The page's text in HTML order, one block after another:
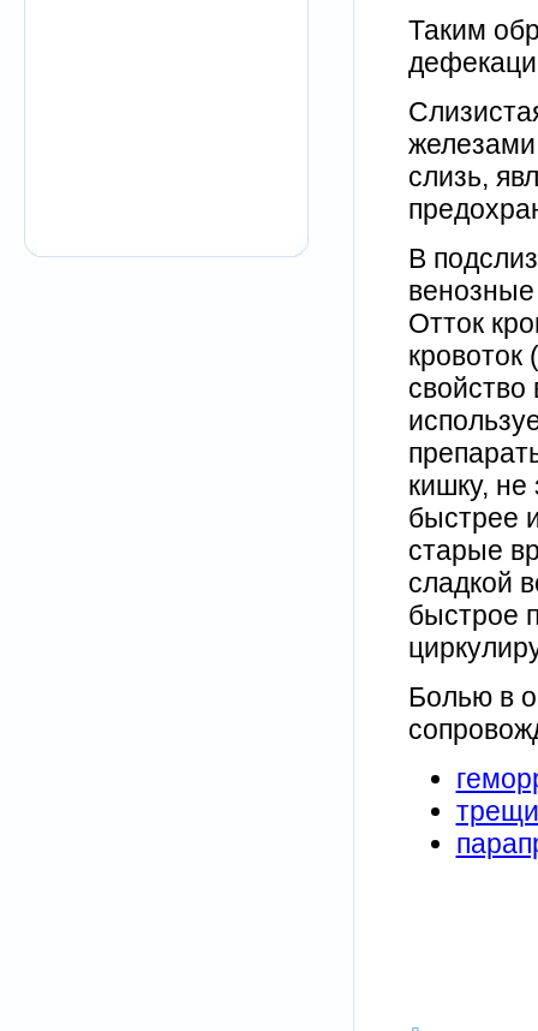
Таким
слизь,
В
Отток
кишку,
быстрее
старые
сладкой
быстрое
Болью в